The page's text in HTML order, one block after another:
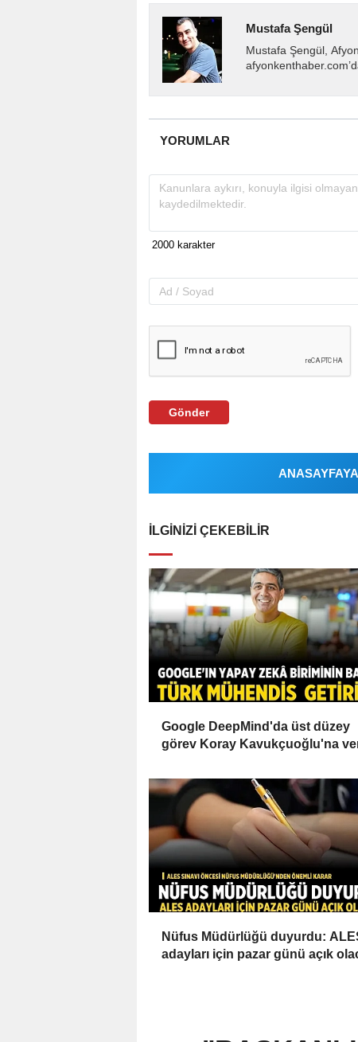
Mustafa Şengül
Mustafa Şengül,
YORUMLAR
Gönder
İLGINIZI ÇEKEBILIR
Google DeepMind'da üst düzey
görev Koray Kavukçuoğlu'na
Nüfus Müdürlüğü duyurdu:
adayları için pazar günü açık